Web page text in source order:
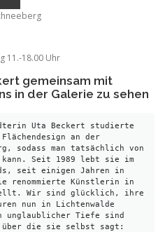
11.-18.00 Uhr
gemeinsam mit
in der Galerie zu sehen
Uta Beckert studierte
an der
sodass man tatsächlich von
kann. Seit 1989 lebt sie im
seit einigen Jahren in
renommierte Künstlerin in
Wir sind glücklich, ihre
nun in Lichtenwalde
unglaublicher Tiefe sind
die sie selbst sagt: